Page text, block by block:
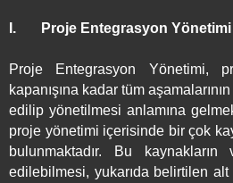
I. Proje Entegrasyon Yönetimi
Proje Entegrasyon Yönetimi,
kapanışına kadar tüm
edilip yönetilmesi anlamına
proje yönetimi içerisinde bir çok
bulunmaktadır. Bu
edilebilmesi, yukarıda belirtilen